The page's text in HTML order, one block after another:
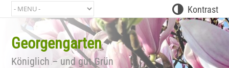
Kontrast
Georgengarten
Königlich – und gut Grün